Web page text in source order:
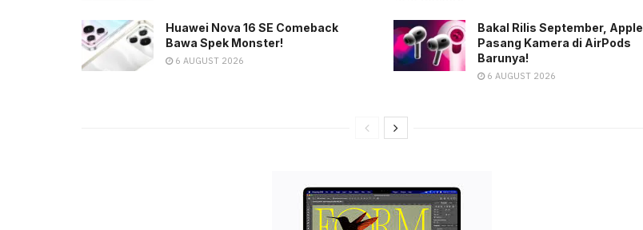
Huawei Nova 16 SE Comeback
Bawa Spek Monster!
6 AUGUST 2026
Bakal Rilis September, Apple
Pasang Kamera di AirPods
Barunya!
6 AUGUST 2026